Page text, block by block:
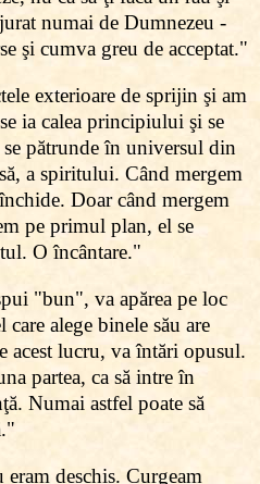
numai de Dumnezeu -
şi cumva greu de acceptat."
exterioare de sprijin şi am
ia calea principiului şi se
pătrunde în universul din
a spiritului. Când mergem
Doar când mergem
pe primul plan, el se
O încântare."
"bun", va apărea pe loc
alege binele său are
acest lucru, va întări opusul.
partea, ca să intre în
Numai astfel poate să
deschis. Curgeam